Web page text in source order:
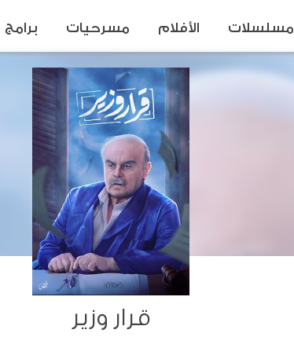
قرار وزير
مسلسلات الأفلام مسرحيات برامج